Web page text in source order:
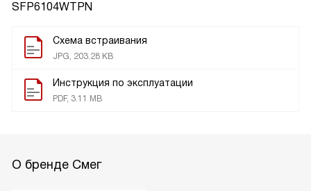
SFP6104WTPN
Схема встраивания
JPG, 203.28 KB
Инструкция по эксплуатации
PDF, 3.11 MB
О бренде Смег